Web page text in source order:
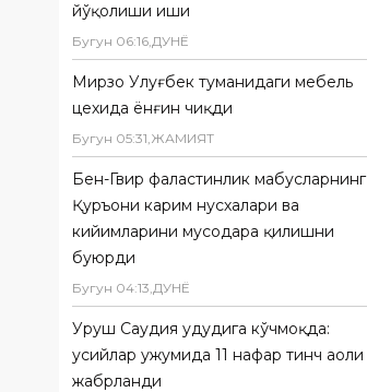
йўқолиши иши
Бугун 06:16,ДУНË
Мирзо Улуғбек туманидаги мебель
цехида ёнғин чиқди
Бугун 05:31,ЖАМИЯТ
Бен-Гвир фаластинлик маҳбусларнинг
Қуръони карим нусхалари ва
кийимларини мусодара қилишни
буюрди
Бугун 04:13,ДУНË
Уруш Саудия ҳудудига кўчмоқда:
ҳусийлар ҳужумида 11 нафар тинч аҳоли
жабрланди